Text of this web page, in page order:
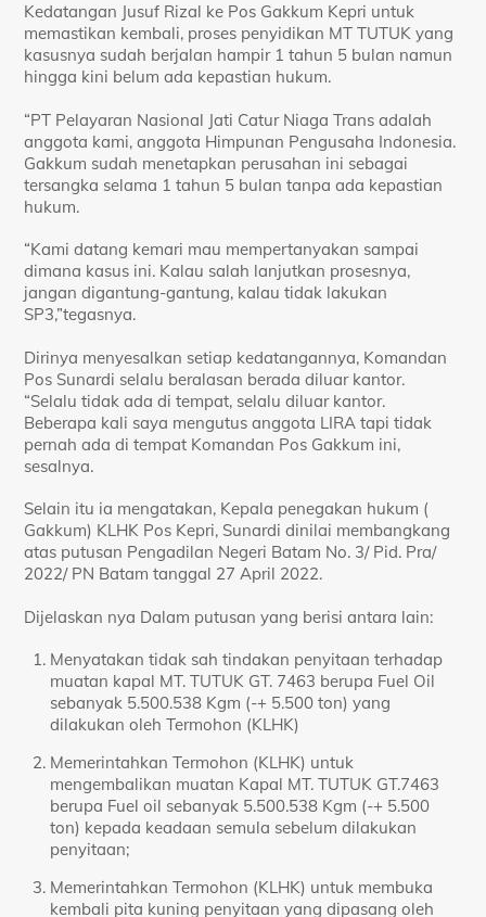
Kedatangan Jusuf Rizal ke Pos Gakkum Kepri untuk
memastikan kembali, proses penyidikan MT TUTUK yang
kasusnya sudah berjalan hampir 1 tahun 5 bulan namun
hingga kini belum ada kepastian hukum.
“PT Pelayaran Nasional Jati Catur Niaga Trans adalah
anggota kami, anggota Himpunan Pengusaha Indonesia.
Gakkum sudah menetapkan perusahan ini sebagai
tersangka selama 1 tahun 5 bulan tanpa ada kepastian
hukum.
“Kami datang kemari mau mempertanyakan sampai
dimana kasus ini. Kalau salah lanjutkan prosesnya,
jangan digantung-gantung, kalau tidak lakukan
SP3,”tegasnya.
Dirinya menyesalkan setiap kedatangannya, Komandan
Pos Sunardi selalu beralasan berada diluar kantor.
“Selalu tidak ada di tempat, selalu diluar kantor.
Beberapa kali saya mengutus anggota LIRA tapi tidak
pernah ada di tempat Komandan Pos Gakkum ini,
sesalnya.
Selain itu ia mengatakan, Kepala penegakan hukum (
Gakkum) KLHK Pos Kepri, Sunardi dinilai membangkang
atas putusan Pengadilan Negeri Batam No. 3/ Pid. Pra/
2022/ PN Batam tanggal 27 April 2022.
Dijelaskan nya Dalam putusan yang berisi antara lain:
Menyatakan tidak sah tindakan penyitaan terhadap
muatan kapal MT. TUTUK GT. 7463 berupa Fuel Oil
sebanyak 5.500.538 Kgm (-+ 5.500 ton) yang
dilakukan oleh Termohon (KLHK)
Memerintahkan Termohon (KLHK) untuk
mengembalikan muatan Kapal MT. TUTUK GT.7463
berupa Fuel oil sebanyak 5.500.538 Kgm (-+ 5.500
ton) kepada keadaan semula sebelum dilakukan
penyitaan;
Memerintahkan Termohon (KLHK) untuk membuka
kembali pita kuning penyitaan yang dipasang oleh